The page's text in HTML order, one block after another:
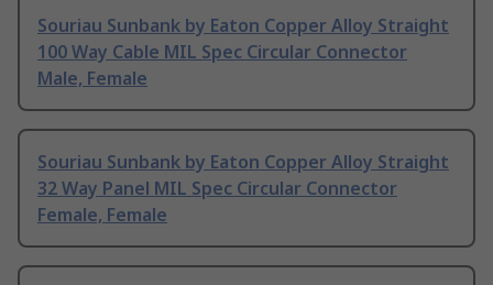
Souriau Sunbank by Eaton Copper Alloy Straight
100 Way Cable MIL Spec Circular Connector
Male, Female
Souriau Sunbank by Eaton Copper Alloy Straight
32 Way Panel MIL Spec Circular Connector
Female, Female